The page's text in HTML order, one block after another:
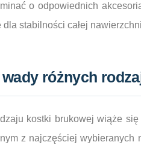
o odpowiednich
stabilności całej
różnych
kostki brukowej wiąże
z najczęściej wybieranych